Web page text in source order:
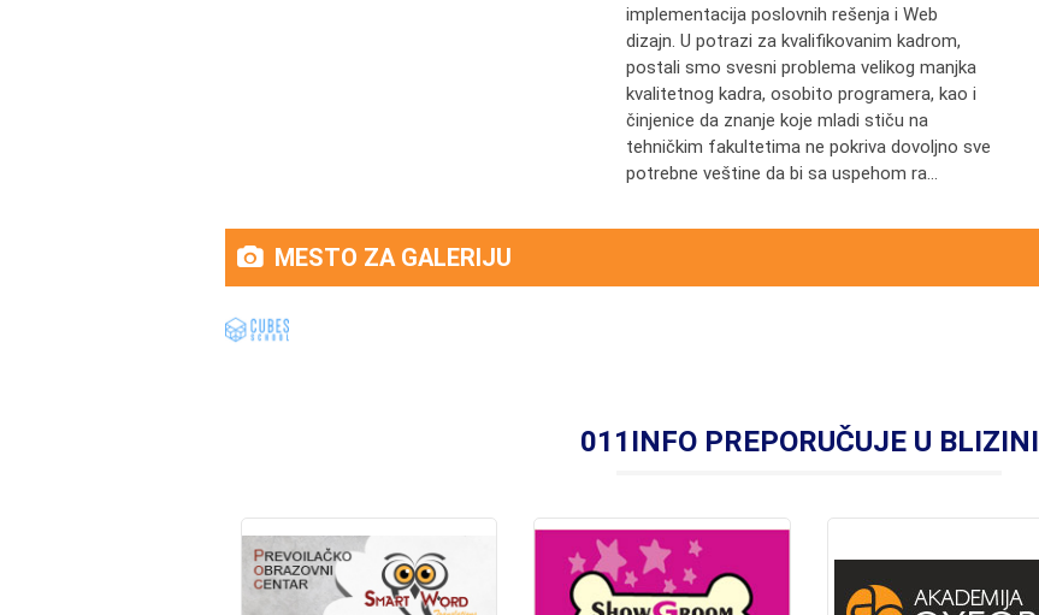
implementacija poslovnih rešenja i Web
dizajn. U potrazi za kvalifikovanim kadrom,
postali smo svesni problema velikog manjka
kvalitetnog kadra, osobito programera, kao i
činjenice da znanje koje mladi stiču na
tehničkim fakultetima ne pokriva dovoljno sve
potrebne veštine da bi sa uspehom ra...
MESTO ZA GALERIJU
011INFO PREPORUČUJE U BLIZINI